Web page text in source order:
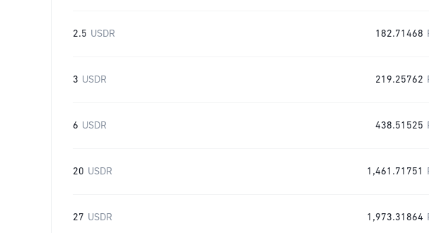
2.5 USDR 182.71468
3 USDR 219.25762
6 USDR 438.51525
20 USDR 1,461.71751
27 USDR 1,973.31864